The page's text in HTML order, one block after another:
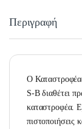
Περιγραφή
O
S-B διαθέτει
καταστροφέα.
πιστοποιήσεις